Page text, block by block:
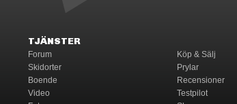
TJÄNSTER
Forum
Skidorter
Boende
Video
Köp & Sälj
Prylar
Recensioner
Testpilot